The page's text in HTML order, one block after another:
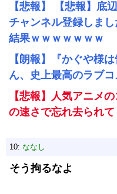
【悲報】 【悲報】底
チャンネル登録しま
結果ｗｗｗｗｗｗｗ
【朗報】『かぐや様
ん、史上最高のラブ
【悲報】人気アニメ
の速さで忘れ去られ
10: ななし
そう拘るなよ